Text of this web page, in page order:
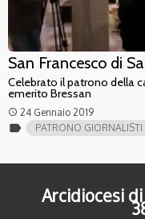
San Francesco di
Celebrato il patrono della
emerito Bressan
access_time 24 Gennaio 2019
label PATRONO GIORNALISTI
Arcidiocesi